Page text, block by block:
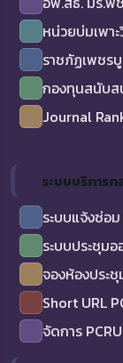
หน่วยบ่มเพา
ราชภัฏเพชร
กองทุนสนับส
Journal
ระบบบริการก
ระบบแจ้งซ่อม
ระบบประชุม
จองห้องประ
Short URL
จัดการ